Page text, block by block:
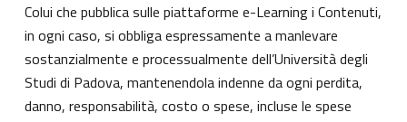
Colui che pubblica sulle piattaforme e-Learning i Contenuti,
in ogni caso, si obbliga espressamente a manlevare
sostanzialmente e processualmente dell’Università degli
Studi di Padova, mantenendola indenne da ogni perdita,
danno, responsabilità, costo o spese, incluse le spese